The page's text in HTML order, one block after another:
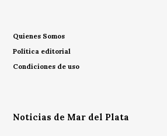
Quienes Somos
Política editorial
Condiciones de uso
Noticias de Mar del Plata